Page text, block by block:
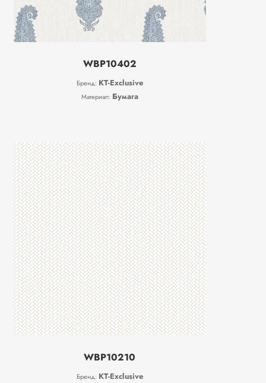
WBP10402
Бренд: KT-Exclusive
Материал: Бумага
WBP10210
Бренд: KT-Exclusive